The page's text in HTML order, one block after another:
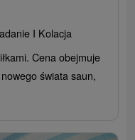
I Kolacja
Cena obejmuje
świata saun,